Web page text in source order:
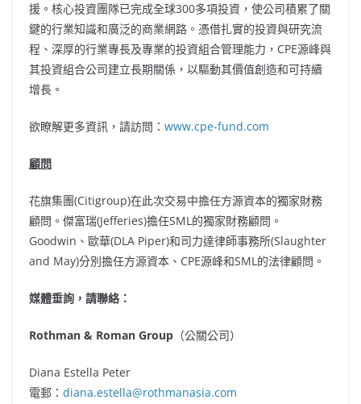
援。核心投資團隊已完成全球300多項投資，使公司積累了關
鍵的行業知識和廣泛的商業網路。憑借扎實的投資與研究流
程、深厚的行業專長及專業的投資組合管理能力，CPE源峰與
其投資組合公司建立長期關係，以驅動其價值創造和可持續
增長。
欲瞭解更多資訊，請訪問： www.cpe-fund.com
顧問
花旗集團(Citigroup)在此次交易中擔任方源資本的獨家財務
顧問。傑富瑞(Jefferies)擔任SML的獨家財務顧問。
Goodwin、歐華(DLA Piper)和司力達律師事務所(Slaughter
and May)分別擔任方源資本、CPE源峰和SML的法律顧問。
媒體垂詢，請聯絡：
Rothman & Roman Group （公關公司）
Diana Estella Peter
電郵： diana.estella@rothmanasia.com